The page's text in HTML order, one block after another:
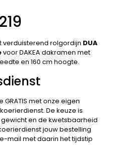
verduisterend rolgordijn DUA
voor DAKEA dakramen met
en 160 cm hoogte.
met onze eigen
De keuze is
en de kwetsbaarheid
jouw bestelling
mail met daarin het tijdstip